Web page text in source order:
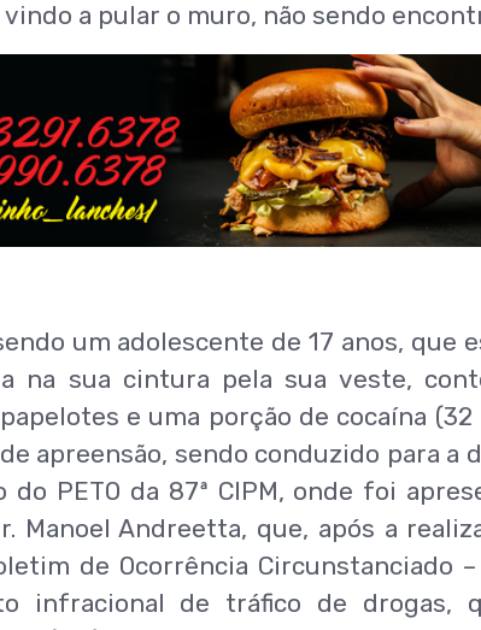
a pular o muro, não sendo
um adolescente de 17 anos, que
na sua cintura pela sua veste,
e uma porção de cocaína (32
apreensão, sendo conduzido para a
PETO da 87ª CIPM, onde foi
Manoel Andreetta, que, após a
de Ocorrência Circunstanciado –
infracional de tráfico de drogas,